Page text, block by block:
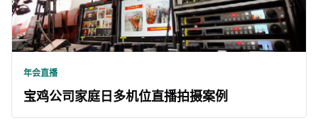
年会直播
宝鸡公司家庭日多机位直播拍摄案例